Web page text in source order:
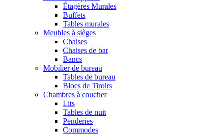
Étagères Murales
Buffets
Tables murales
Meubles à sièges
Chaises
Chaises de bar
Bancs
Mobilier de bureau
Tables de bureau
Blocs de Tiroirs
Chambres à coucher
Lits
Tables de nuit
Penderies
Commodes